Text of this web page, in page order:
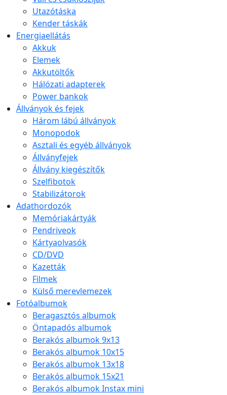
Utazótáska
Kender táskák
Energiaellátás
Akkuk
Elemek
Akkutöltők
Hálózati adapterek
Power bankok
Állványok és fejek
Három lábú állványok
Monopodok
Asztali és egyéb állványok
Állványfejek
Állvány kiegészítők
Szelfibotok
Stabilizátorok
Adathordozók
Memóriakártyák
Pendriveok
Kártyaolvasók
CD/DVD
Kazetták
Filmek
Külső merevlemezek
Fotóalbumok
Beragasztós albumok
Öntapadós albumok
Berakós albumok 9x13
Berakós albumok 10x15
Berakós albumok 13x18
Berakós albumok 15x21
Berakós albumok Instax mini